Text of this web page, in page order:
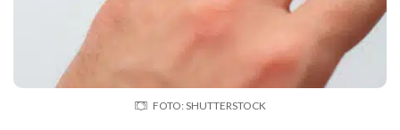
FOTO: SHUTTERSTOCK